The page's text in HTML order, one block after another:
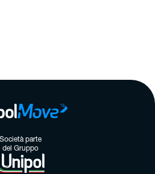
Società parte
del Gruppo